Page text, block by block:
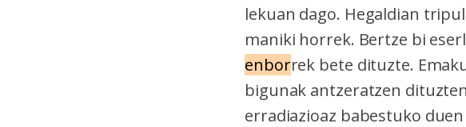
lekuan dago. Hegaldian
maniki horrek. Bertze bi
enborrek bete dituzte.
bigunak antzeratzen
erradiazioaz babestuko